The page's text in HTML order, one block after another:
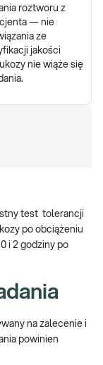
roztworu z
— nie
ze
jakości
nie wiąże się
test tolerancji
po obciążeniu
i 2 godziny po
na zalecenie i
powinien